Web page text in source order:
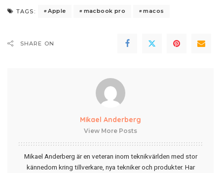
TAGS: Apple macbook pro macos
SHARE ON
Mikael Anderberg
View More Posts
Mikael Anderberg är en veteran inom teknikvärlden med stor
kännedom kring tillverkare, nya tekniker och produkter. Har